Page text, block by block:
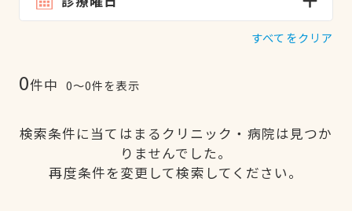
すべてをクリア
0件中 0〜0件を表示
検索条件に当てはまるクリニック・病院は見つか
りませんでした。
再度条件を変更して検索してください。